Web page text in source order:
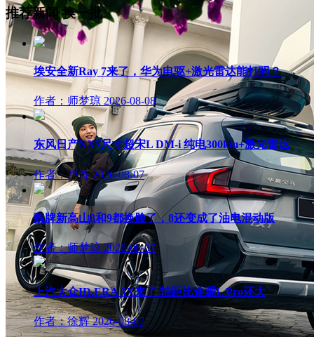
推荐新闻换一批
埃安全新Ray 7来了，华为电驱+激光雷达能打吗？
作者：师梦琼 2026-08-08
东风日产NX7尺寸超宋L DM-i 纯电300km+激光雷达
作者：卢奇 2026-08-07
魏牌新高山8和9都换脸了，8还变成了油电混动版
作者：师梦琼 2026-08-07
上汽大众ID.ERA 5X来了 轴距比途观L Pro还大
作者：徐辉 2026-08-07